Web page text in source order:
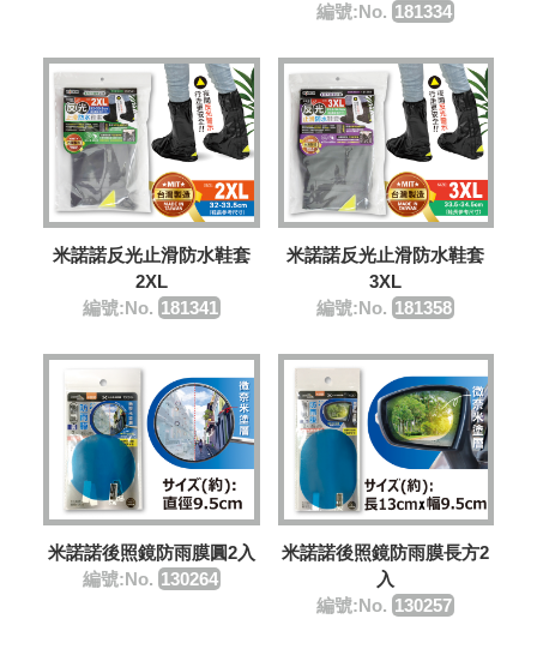
編號:No. 181334
米諾諾反光止滑防水鞋套
2XL
編號:No. 181341
米諾諾反光止滑防水鞋套
3XL
編號:No. 181358
米諾諾後照鏡防雨膜圓2入
編號:No. 130264
米諾諾後照鏡防雨膜長方2
入
編號:No. 130257